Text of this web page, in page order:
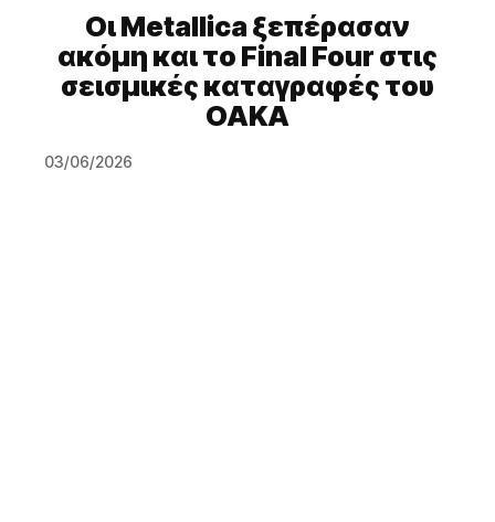
Οι Metallica ξεπέρασαν
ακόμη και το Final Four στις
σεισμικές καταγραφές του
ΟΑΚΑ
03/06/2026